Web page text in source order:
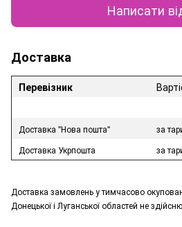
Написати
Доставка
Перевізник
Доставка "Нова пошта"
за
Доставка Укрпошта
за
Доставка замовлень у тимчасово
Донецької і Луганської областей не